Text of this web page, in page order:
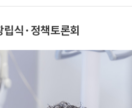
식·정책토론회